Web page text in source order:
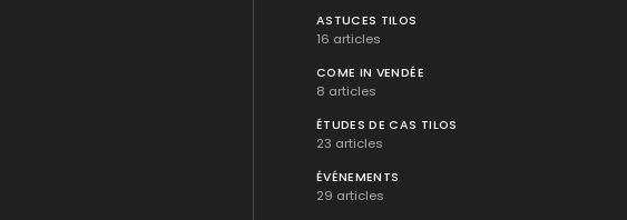
ASTUCES TILOS
16 articles
COME IN VENDÉE
8 articles
ÉTUDES DE CAS TILOS
23 articles
ÉVÉNEMENTS
29 articles